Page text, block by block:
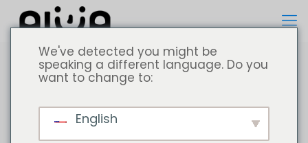
Todos Computador portátil
We've detected you might be
speaking a different language. Do you
want to change to:
English